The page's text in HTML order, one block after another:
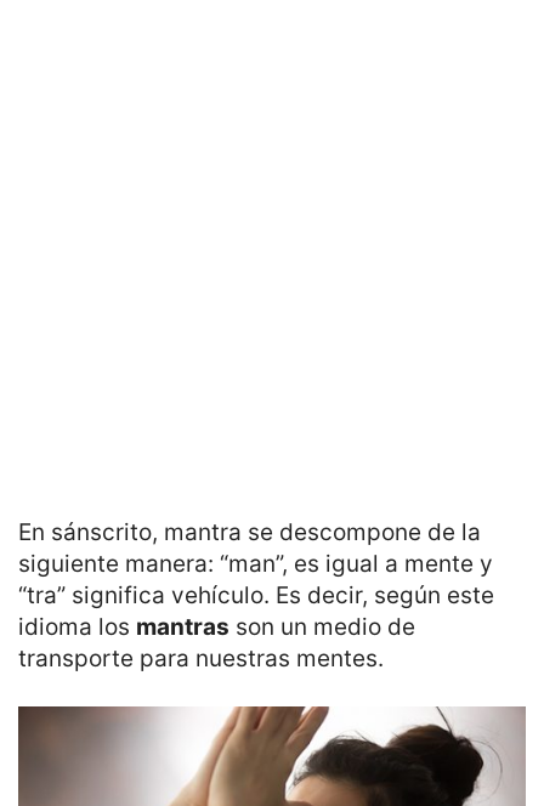
En sánscrito, mantra se descompone de la
siguiente manera: “man”, es igual a mente y
“tra” significa vehículo. Es decir, según este
idioma los mantras son un medio de
transporte para nuestras mentes.